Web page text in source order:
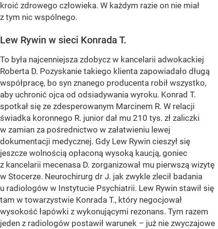
kroić zdrowego człowieka. W każdym razie on nie miał
z tym nic wspólnego.
Lew Rywin w sieci Konrada T.
To była najcenniejsza zdobycz w kancelarii adwokackiej
Roberta D. Pozyskanie takiego klienta zapowiadało długą
współpracę, bo syn znanego producenta robił wszystko,
aby uchronić ojca od odsiadywania wyroku. Konrad T.
spotkał się ze zdesperowanym Marcinem R. W relacji
świadka koronnego R. junior dał mu 210 tys. zł zaliczki
w zamian za pośrednictwo w załatwieniu lewej
dokumentacji medycznej. Gdy Lew Rywin cieszył się
jeszcze wolnością opłaconą wysoką kaucją, goniec
z kancelarii mecenasa D. zorganizował mu pierwszą wizytę
w Stocerze. Neurochirurg dr J. jak zwykle zlecił badania
u radiologów w Instytucie Psychiatrii. Lew Rywin stawił się
tam w towarzystwie Konrada T., który negocjował
wysokość łapówki z wykonującymi rezonans. Tym razem
jeden z radiologów postawił warunek – już nie zwyczajowe